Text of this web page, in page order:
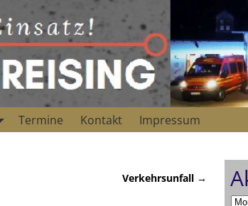
Termine Kontakt
Impressum
Verkehrsunfall →